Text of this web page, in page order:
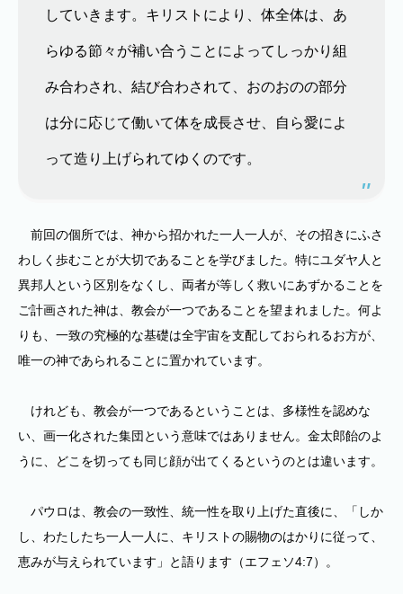
していきます。キリストにより、体全体は、あ
らゆる節々が補い合うことによってしっかり組
み合わされ、結び合わされて、おのおのの部分
は分に応じて働いて体を成長させ、自ら愛によ
って造り上げられてゆくのです。
前回の個所では、神から招かれた一人一人が、その招きにふさ
わしく歩むことが大切であることを学びました。特にユダヤ人と
異邦人という区別をなくし、両者が等しく救いにあずかることを
ご計画された神は、教会が一つであることを望まれました。何よ
りも、一致の究極的な基礎は全宇宙を支配しておられるお方が、
唯一の神であられることに置かれています。
けれども、教会が一つであるということは、多様性を認めな
い、画一化された集団という意味ではありません。金太郎飴のよ
うに、どこを切っても同じ顔が出てくるというのとは違います。
パウロは、教会の一致性、統一性を取り上げた直後に、「しか
し、わたしたち一人一人に、キリストの賜物のはかりに従って、
恵みが与えられています」と語ります（エフェソ4:7）。